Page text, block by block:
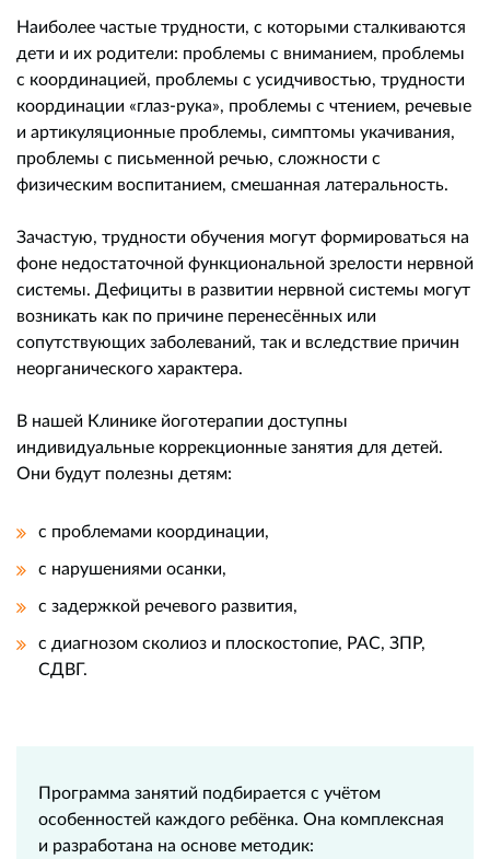
Наиболее частые трудности, с которыми сталкиваются
дети и их родители: проблемы с вниманием, проблемы
с координацией, проблемы с усидчивостью, трудности
координации «глаз-рука», проблемы с чтением, речевые
и артикуляционные проблемы, симптомы укачивания,
проблемы с письменной речью, сложности с
физическим воспитанием, смешанная латеральность.
Зачастую, трудности обучения могут формироваться на
фоне недостаточной функциональной зрелости нервной
системы. Дефициты в развитии нервной системы могут
возникать как по причине перенесённых или
сопутствующих заболеваний, так и вследствие причин
неорганического характера.
В нашей Клинике йоготерапии доступны
индивидуальные коррекционные занятия для детей.
Они будут полезны детям:
с проблемами координации,
с нарушениями осанки,
с задержкой речевого развития,
с диагнозом сколиоз и плоскостопие, РАС, ЗПР,
СДВГ.
Программа занятий подбирается с учётом
особенностей каждого ребёнка. Она комплексная
и разработана на основе методик: